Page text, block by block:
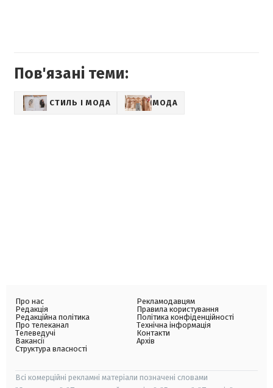
Пов'язані теми:
СТИЛЬ І МОДА МОДА
Про нас
Редакція
Редакційна політика
Про телеканал
Телеведучі
Вакансії
Структура власності
Рекламодавцям
Правила користування
Політика конфіденційності
Технічна інформація
Контакти
Архів
Всі комерційні рекламні матеріали позначені словами